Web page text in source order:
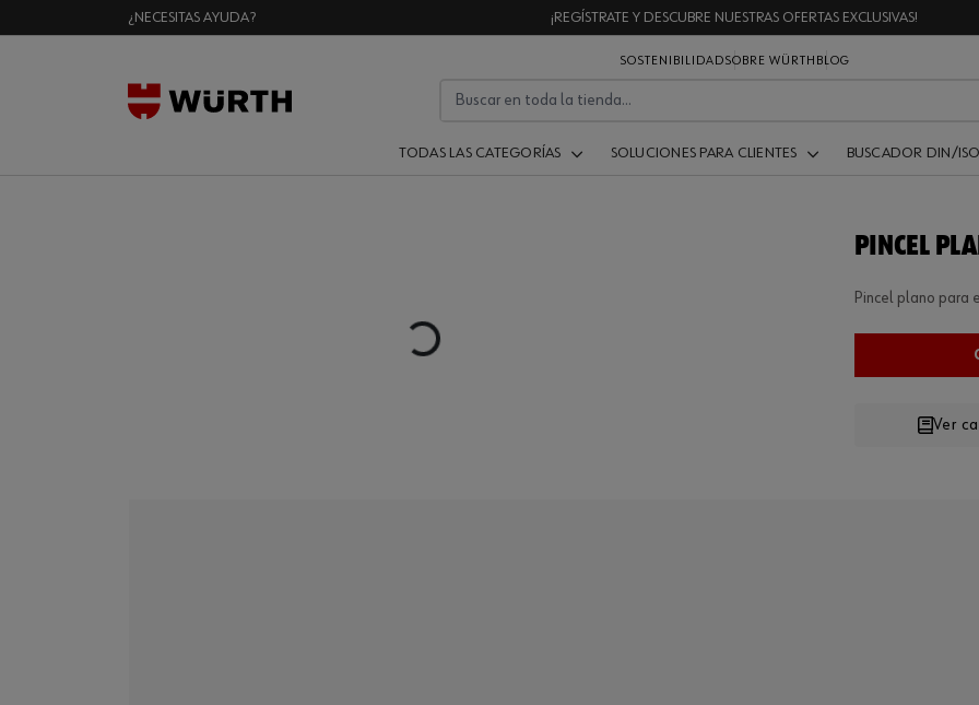
¿NECESITAS AYUDA? ¡REGÍSTRATE Y DESCUBRE NUESTRAS OFERTAS EXCLUSIVAS!
SOSTENIBILIDADSOBRE WÜRTH BLOG
TODAS LAS CATEGORÍAS SOLUCIONES PARA CLIENTES BUSCADOR DIN/ISO
Loading...
PINCEL
Pincel plano para
Ver